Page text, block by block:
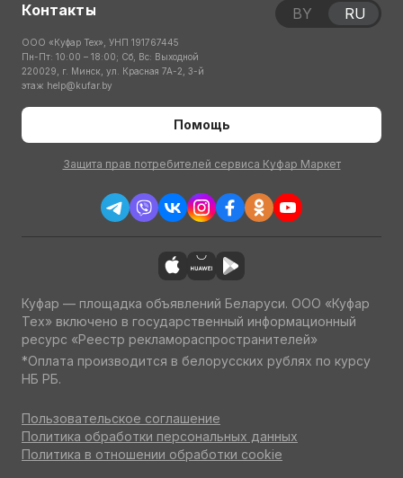
Контакты
ООО «Куфар Тех», УНП 191767445
Пн-Пт: 10:00 – 18:00; Сб, Вс: Выходной
220029, г. Минск, ул. Красная 7А-2, 3-й
этаж help@kufar.by
Помощь
Защита прав потребителей сервиса Куфар Маркет
BY RU
Куфар — площадка объявлений Беларуси. ООО «Куфар
Тех» включено в государственный информационный
ресурс «Реестр рекламораспространителей»
*Оплата производится в белорусских рублях по курсу
НБ РБ.
Пользовательское соглашение
Политика обработки персональных данных
Политика в отношении обработки cookie